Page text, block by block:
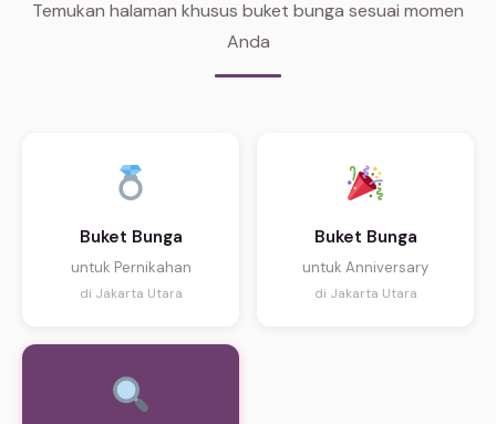
Temukan halaman khusus buket bunga sesuai momen
Anda
Buket Bunga
untuk Pernikahan
di Jakarta Utara
Buket Bunga
untuk Anniversary
di Jakarta Utara